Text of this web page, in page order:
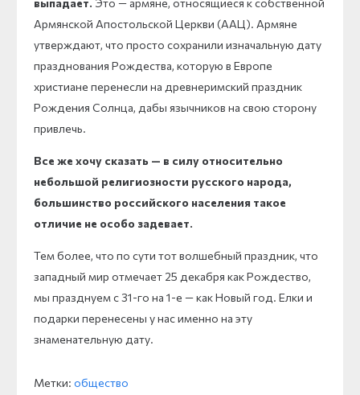
выпадает. Это — армяне, относящиеся к собственной
Армянской Апостольской Церкви (ААЦ). Армяне
утверждают, что просто сохранили изначальную дату
празднования Рождества, которую в Европе
христиане перенесли на древнеримский праздник
Рождения Солнца, дабы язычников на свою сторону
привлечь.
Все же хочу сказать — в силу относительно
небольшой религиозности русского народа,
большинство российского населения такое
отличие не особо задевает.
Тем более, что по сути тот волшебный праздник, что
западный мир отмечает 25 декабря как Рождество,
мы празднуем с 31-го на 1-е — как Новый год. Елки и
подарки перенесены у нас именно на эту
знаменательную дату.
Метки: общество